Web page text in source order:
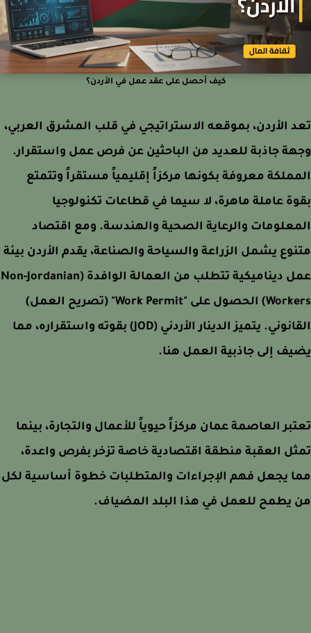
كيف أحصل على عقد عمل في الأردن؟
الأردن، بموقعه الاستراتيجي في قلب المشرق العربي،
جاذبة للعديد من الباحثين عن فرص عمل واستقرار.
معروفة بكونها مركزاً إقليمياً مستقراً وتتمتع
عاملة ماهرة، لا سيما في قطاعات تكنولوجيا
والرعاية الصحية والهندسة. ومع اقتصاد
يشمل الزراعة والسياحة والصناعة، يقدم الأردن بيئة
عمل ديناميكية تتطلب من العمالة الوافدة (Non-Jordanian
Workers) الحصول على "Work Permit" (تصريح العمل)
القانوني. يتميز الدينار الأردني (JOD) بقوته واستقراره، مما
إلى جاذبية العمل هنا.
العاصمة عمان مركزاً حيوياً للأعمال والتجارة، بينما
العقبة منطقة اقتصادية خاصة تزخر بفرص واعدة،
يجعل فهم الإجراءات والمتطلبات خطوة أساسية لكل
يطمح للعمل في هذا البلد المضياف.